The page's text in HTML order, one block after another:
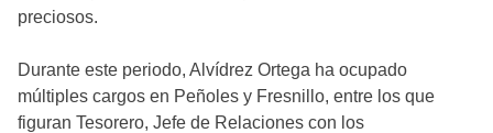
preciosos.
Durante este periodo, Alvídrez Ortega ha ocupado
múltiples cargos en Peñoles y Fresnillo, entre los que
figuran Tesorero, Jefe de Relaciones con los